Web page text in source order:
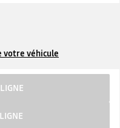
votre véhicule